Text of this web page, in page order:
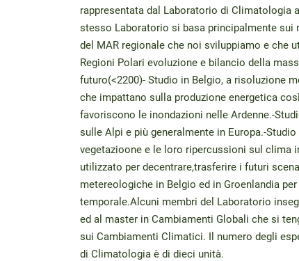
rappresentata dal Laboratorio di Climatologia
stesso Laboratorio si basa principalmente
del MAR regionale che noi sviluppiamo e che
Regioni Polari evoluzione e bilancio della
futuro(<2200)- Studio in Belgio, a risoluzione
che impattano sulla produzione energetica
favoriscono le inondazioni nelle Ardenne.-
sulle Alpi e più generalmente in Europa.-
vegetazioone e le loro ripercussioni sul clima
utilizzato per decentrare,trasferire i futuri
metereologiche in Belgio ed in Groenlandia
temporale.Alcuni membri del Laboratorio
ed al master in Cambiamenti Globali che si
sui Cambiamenti Climatici. Il numero degli
di Climatologia è di dieci unità.